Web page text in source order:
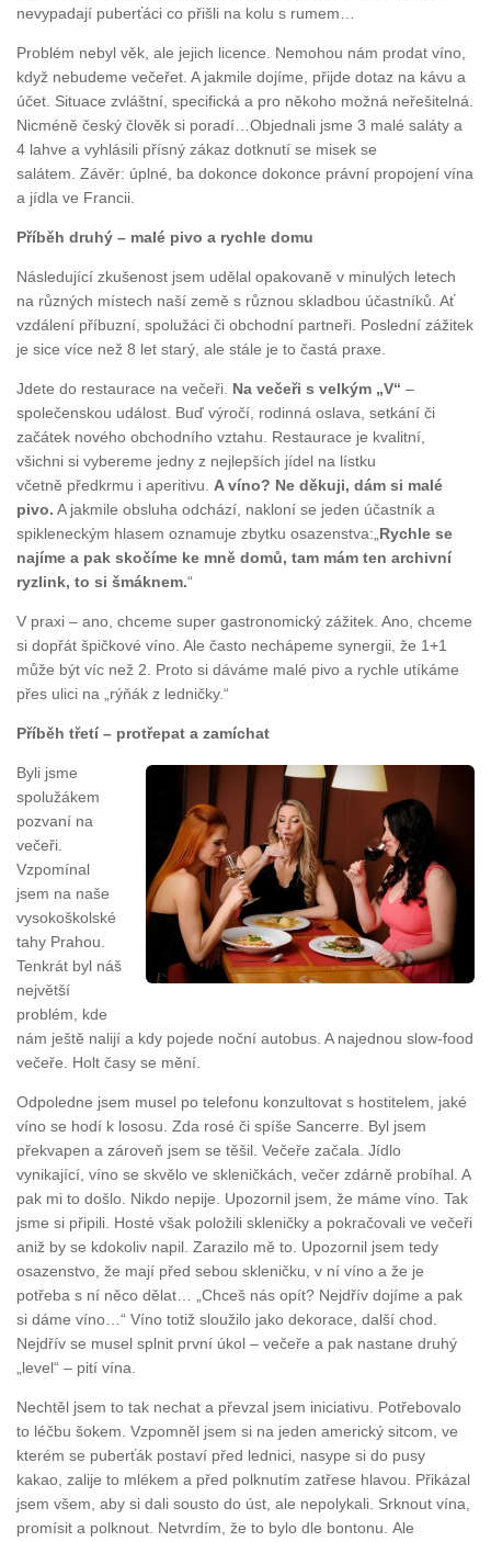
nevypadají puberťáci co přišli na kolu s rumem…
Problém nebyl věk, ale jejich licence. Nemohou nám prodat víno,
když nebudeme večeřet. A jakmile dojíme, přijde dotaz na kávu a
účet. Situace zvláštní, specifická a pro někoho možná neřešitelná.
Nicméně český člověk si poradí…Objednali jsme 3 malé saláty a
4 lahve a vyhlásili přísný zákaz dotknutí se misek se
salátem. Závěr: úplné, ba dokonce dokonce právní propojení vína
a jídla ve Francii.
Příběh druhý – malé pivo a rychle domu
Následující zkušenost jsem udělal opakovaně v minulých letech
na různých místech naší země s různou skladbou účastníků. Ať
vzdálení příbuzní, spolužáci či obchodní partneři. Poslední zážitek
je sice více než 8 let starý, ale stále je to častá praxe.
Jdete do restaurace na večeři. Na večeři s velkým „V“ –
společenskou událost. Buď výročí, rodinná oslava, setkání či
začátek nového obchodního vztahu. Restaurace je kvalitní,
všichni si vybereme jedny z nejlepších jídel na lístku
včetně předkrmu i aperitivu. A víno? Ne děkuji, dám si malé
pivo. A jakmile obsluha odchází, nakloní se jeden účastník a
spikleneckým hlasem oznamuje zbytku osazenstva:„ Rychle se
najíme a pak skočíme ke mně domů, tam mám ten archivní
ryzlink, to si šmáknem.“
V praxi – ano, chceme super gastronomický zážitek. Ano, chceme
si dopřát špičkové víno. Ale často nechápeme synergii, že 1+1
může být víc než 2. Proto si dáváme malé pivo a rychle utíkáme
přes ulici na „rýňák z ledničky.“
Příběh třetí – protřepat a zamíchat
Byli jsme
spolužákem
pozvaní na
večeři.
Vzpomínal
jsem na naše
vysokoškolské
tahy Prahou.
Tenkrát byl náš
největší
problém, kde
nám ještě nalijí a kdy pojede noční autobus. A najednou slow-food
večeře. Holt časy se mění.
Odpoledne jsem musel po telefonu konzultovat s hostitelem, jaké
víno se hodí k lososu. Zda rosé či spíše Sancerre. Byl jsem
překvapen a zároveň jsem se těšil. Večeře začala. Jídlo
vynikající, víno se skvělo ve skleničkách, večer zdárně probíhal. A
pak mi to došlo. Nikdo nepije. Upozornil jsem, že máme víno. Tak
jsme si připili. Hosté však položili skleničky a pokračovali ve večeři
aniž by se kdokoliv napil. Zarazilo mě to. Upozornil jsem tedy
osazenstvo, že mají před sebou skleničku, v ní víno a že je
potřeba s ní něco dělat… „Chceš nás opít? Nejdřív dojíme a pak
si dáme víno…“ Víno totiž sloužilo jako dekorace, další chod.
Nejdřív se musel splnit první úkol – večeře a pak nastane druhý
„level“ – pití vína.
Nechtěl jsem to tak nechat a převzal jsem iniciativu. Potřebovalo
to léčbu šokem. Vzpomněl jsem si na jeden americký sitcom, ve
kterém se puberťák postaví před lednici, nasype si do pusy
kakao, zalije to mlékem a před polknutím zatřese hlavou. Přikázal
jsem všem, aby si dali sousto do úst, ale nepolykali. Srknout vína,
promísit a polknout. Netvrdím, že to bylo dle bontonu. Ale